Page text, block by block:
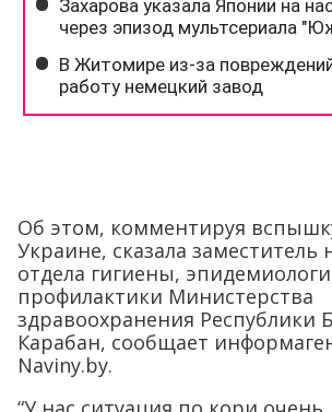
Об этом, комментируя
Украине, сказала заместитель
отдела гигиены,
профилактики Министерства
здравоохранения Республики
Карабан, сообщает
Naviny.by.